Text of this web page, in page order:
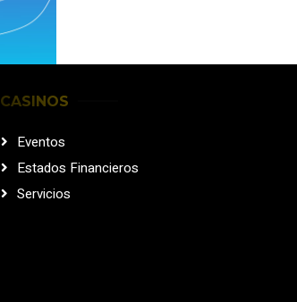
CASINOS
Eventos
Estados Financieros
Servicios